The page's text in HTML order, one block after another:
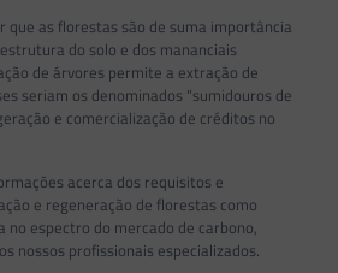
que as florestas são de suma importância
do solo e dos mananciais
de árvores permite a extração de
seriam os denominados “sumidouros de
e comercialização de créditos no
acerca dos requisitos e
e regeneração de florestas como
no espectro do mercado de carbono,
nossos profissionais especializados.